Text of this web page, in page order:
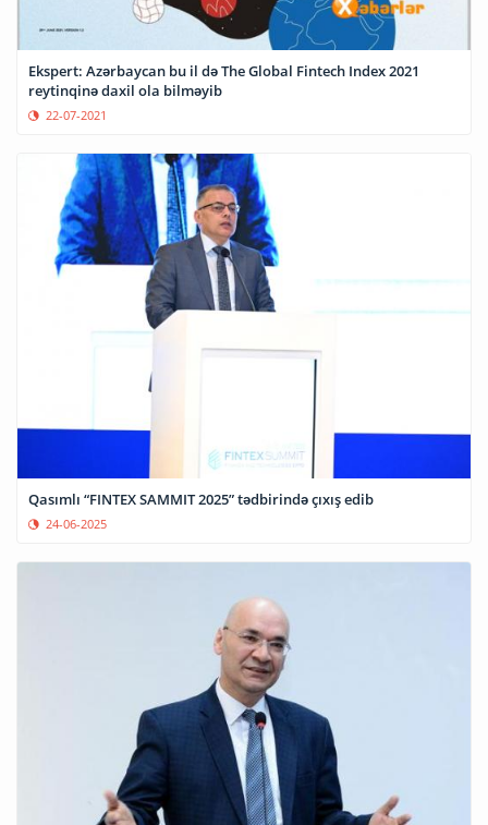
Ekspert: Azərbaycan bu il də The Global Fintech Index 2021
reytinqinə daxil ola bilməyib
22-07-2021
Qasımlı “FINTEX SAMMIT 2025” tədbirində çıxış edib
24-06-2025